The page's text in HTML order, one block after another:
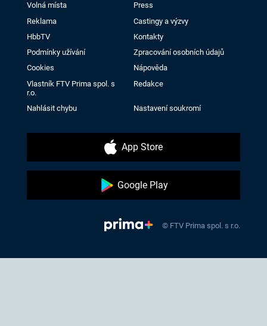
Volná místa
Press
Reklama
Castingy a výzvy
HbbTV
Kontakty
Podmínky užívání
Zpracování osobních údajů
Cookies
Nápověda
Vlastník FTV Prima spol. s
r.o.
Redakce
Nahlásit chybu Nastavení soukromí
App Store
Google Play
© FTV Prima spol. s r.o.